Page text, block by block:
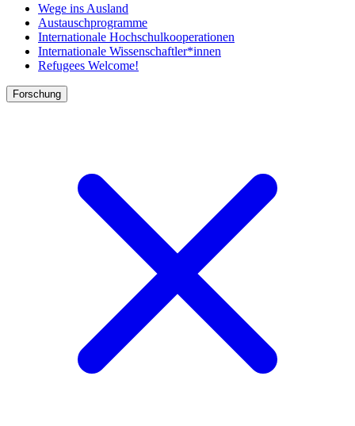
Wege ins Ausland
Austauschprogramme
Internationale Hochschulkooperationen
Internationale Wissenschaftler*innen
Refugees Welcome!
Forschung